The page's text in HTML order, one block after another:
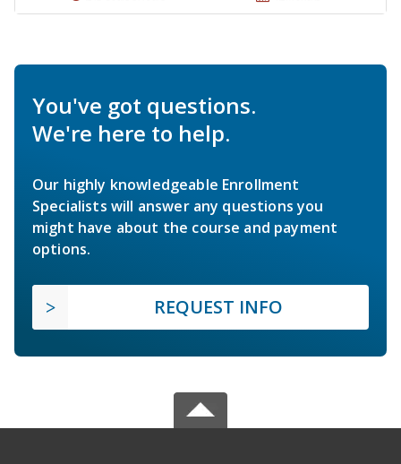
You've got questions.
We're here to help.
Our highly knowledgeable Enrollment
Specialists will answer any questions you
might have about the course and payment
options.
REQUEST INFO